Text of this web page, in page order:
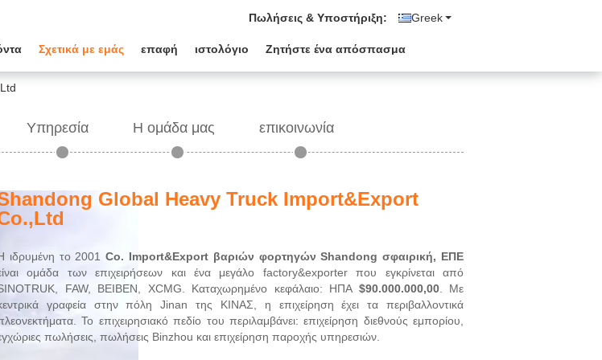
Greek
Πωλήσεις & Υποστήριξη:
Σχετικά με εμάς επαφή ιστολόγιο Ζητήστε ένα απόσπασμα
Υπηρεσία Η ομάδα μας επικοινωνία
Global Heavy Truck Import&Export
ιδρυμένη το 2001Co. Import&Export βαριών φορτηγών Shandong σφαιρική, ΕΠΕ
ομάδα των επιχειρήσεων και ένα μεγάλο factory&exporter που εγκρίνεται από
FAW, BEIBEN, XCMG. Καταχωρημένο κεφάλαιο: ΗΠΑ $90.000.000,00. Με
γραφεία στην πόλη Jinan της ΚΙΝΑΣ, η επιχείρηση έχει τα περιβαλλοντικά
Το επιχειρησιακό πεδίο του περιλαμβάνει: επιχείρηση διεθνούς εμπορίου,
πωλήσεις, πωλήσεις Binzhou και επιχείρηση παροχής υπηρεσιών.